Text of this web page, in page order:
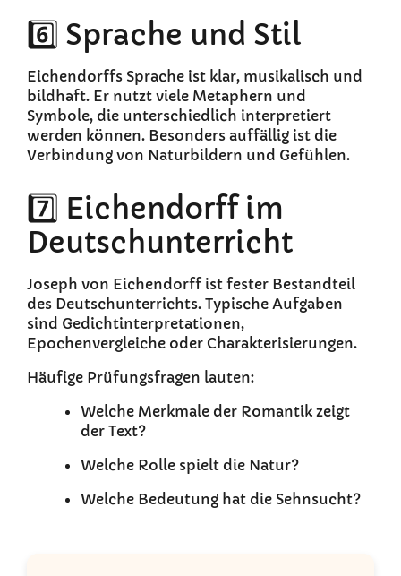
6️⃣ Sprache und Stil
Eichendorffs Sprache ist klar, musikalisch und
bildhaft. Er nutzt viele Metaphern und
Symbole, die unterschiedlich interpretiert
werden können. Besonders auffällig ist die
Verbindung von Naturbildern und Gefühlen.
7️⃣ Eichendorff im
Deutschunterricht
Joseph von Eichendorff ist fester Bestandteil
des Deutschunterrichts. Typische Aufgaben
sind Gedichtinterpretationen,
Epochenvergleiche oder Charakterisierungen.
Häufige Prüfungsfragen lauten:
Welche Merkmale der Romantik zeigt
der Text?
Welche Rolle spielt die Natur?
Welche Bedeutung hat die Sehnsucht?